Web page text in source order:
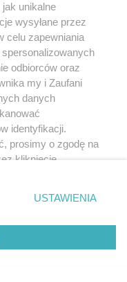
gotowa
unikalne
wysyłane przez
celu zapewniania
odbiorców oraz
my i Zaufani
danych
identyfikacji.
prosimy o zgodę na
kliknięcie
prywatności
strony
zgody
się takiemu
zastosowanie tylko
USTAWIENIA